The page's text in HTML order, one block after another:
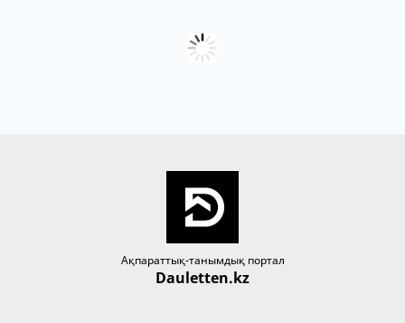
Ақпараттық-танымдық портал
Dauletten.kz